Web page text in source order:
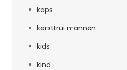
kaps
kersttrui mannen
kids
kind